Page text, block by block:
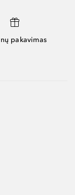
pakavimas